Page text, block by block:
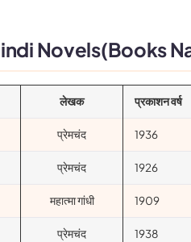
Hindi Novels(Books
लेखक प्रकाशन वर्ष
प्रेमचंद 1936
प्रेमचंद 1926
महात्मा गांधी 1909
प्रेमचंद 1938